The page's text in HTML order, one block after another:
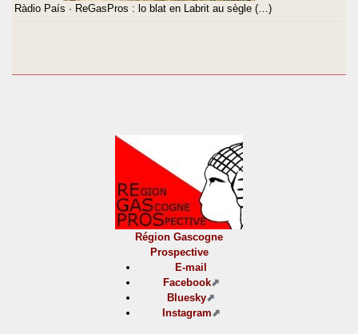
Ràdio País · ReGasPros : lo blat en Labrit au sègle (…)
Région Gascogne
Prospective
E-mail
Facebook
Bluesky
Instagram